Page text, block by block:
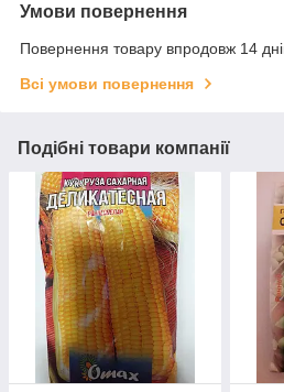
Умови повернення
Повернення товару впродовж 14
Всі умови повернення
Подібні товари компанії